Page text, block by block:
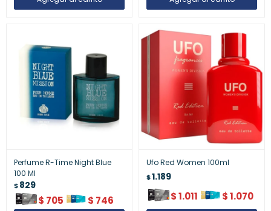
Perfume R-Time Night Blue
100 Ml
$829
$ 705 $ 746
Ufo Red Women 100ml
$1.189
$1.011 $1.070